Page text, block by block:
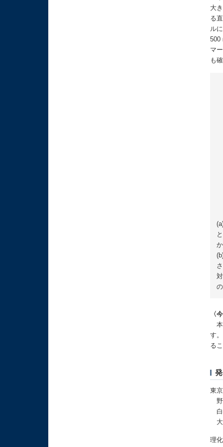
大
る
ル
500
マ
も
〈
本
す
る
東
理